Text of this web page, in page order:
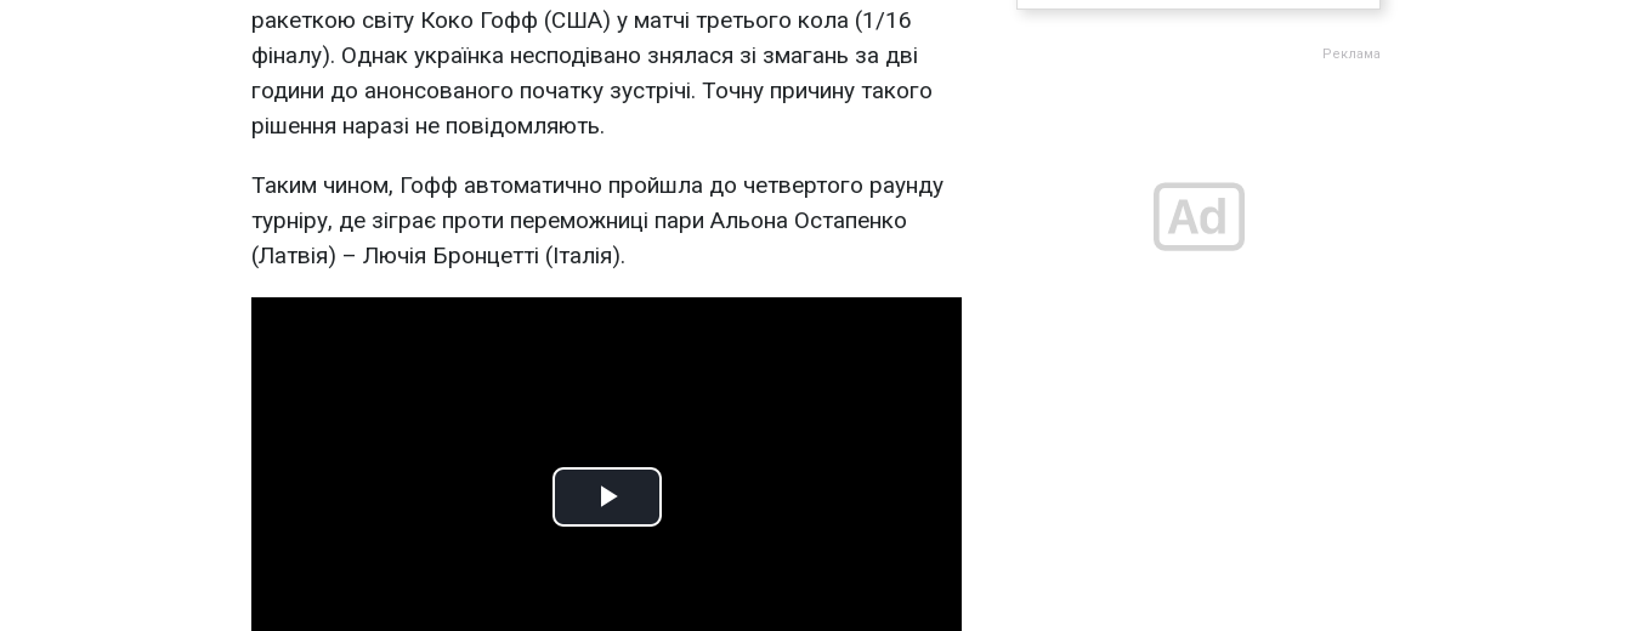
ракеткою світу Коко Гофф (США) у матчі третього кола (1/16
фіналу). Однак українка несподівано знялася зі змагань за дві
години до анонсованого початку зустрічі. Точну причину такого
рішення наразі не повідомляють.
Таким чином, Гофф автоматично пройшла до четвертого раунду
турніру, де зіграє проти переможниці пари Альона Остапенко
(Латвія) – Лючія Бронцетті (Італія).
Play